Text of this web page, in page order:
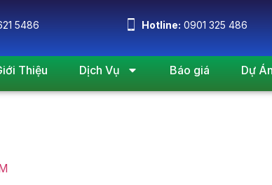
5486 Hotline: 0901 325 486
Thiệu Dịch Vụ Báo giá Dự Án